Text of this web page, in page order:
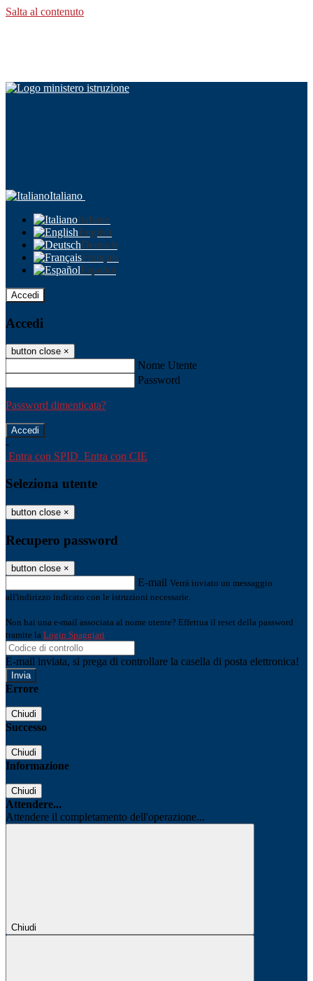
Salta al contenuto
Italiano
Italiano
English
Deutsch
Français
Español
Accedi
Accedi
button close ×
Nome Utente
Password
Password dimenticata?
-
Entra con SPID Entra con CIE
Seleziona utente
button close ×
Recupero password
button close ×
E-mail Verrà inviato un messaggio
all'indirizzo indicato con le istruzioni necessarie.
Non hai una e-mail associata al nome utente? Effettua il reset della password
tramite la Login Spaggiari
E-mail inviata, si prega di controllare la casella di posta elettronica!
Errore
Chiudi
Successo
Chiudi
Informazione
Chiudi
Attendere...
Attendere il completamento dell'operazione...
Chiudi